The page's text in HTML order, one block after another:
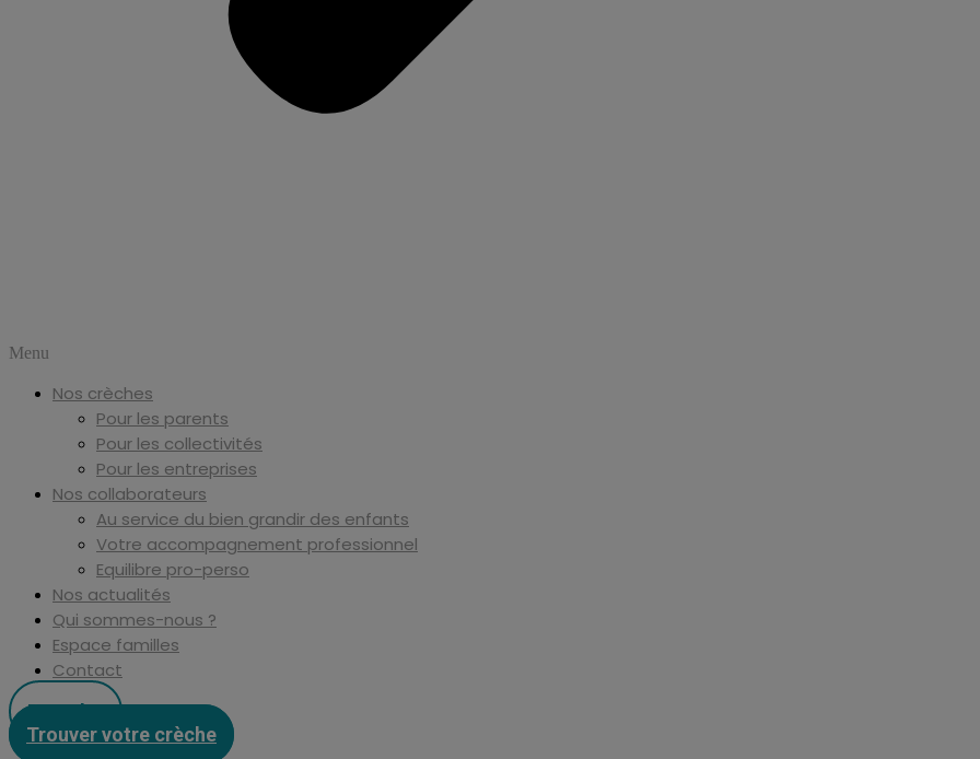
Menu
Nos crèches
Pour les parents
Pour les collectivités
Pour les entreprises
Nos collaborateurs
Au service du bien grandir des enfants
Votre accompagnement professionnel
Equilibre pro-perso
Nos actualités
Qui sommes-nous ?
Espace familles
Contact
Postuler
Trouver votre crèche